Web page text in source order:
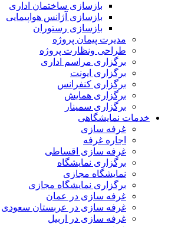
بازسازی ساختمان اداری
بازسازی آژانس هواپیمایی
بازسازی رستوران
مدیرت پیمان پروژه
طراحی ونظارت پروژه
برگزاری مراسم اداری
برگزاری ایونت
برگزاری کنفرانس
برگزاری همایش
برگزاری سمینار
خدمات نمایشگاهی
غرفه سازی
اجاره غرفه
غرفه سازی اقساطی
برگزاری نمایشگاه
نمایشگاه مجازی
برگزاری نمایشگاه مجازی
غرفه سازی در عمان
غرفه سازی در عربستان سعودی
غرفه سازی در اربیل